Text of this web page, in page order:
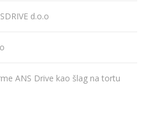
d.o.o
ANS Drive kao šlag na tortu